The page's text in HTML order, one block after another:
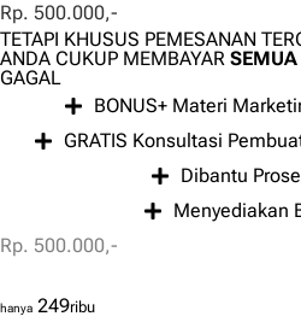
Rp. 500.000,-
TETAPI KHUSUS PEMESANAN
ANDA CUKUP MEMBAYAR
GAGAL
BONUS+ Materi
GRATIS Konsultasi
Dibantu
Menyediakan
Rp. 500.000,-
hanya 249ribu